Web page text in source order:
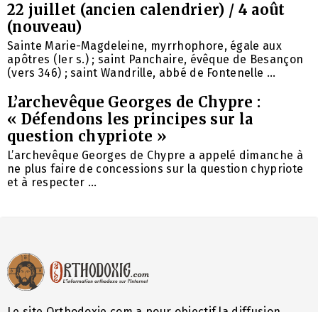
22 juillet (ancien calendrier) / 4 août
(nouveau)
Sainte Marie-Magdeleine, myrrhophore, égale aux
apôtres (Ier s.) ; saint Panchaire, évêque de Besançon
(vers 346) ; saint Wandrille, abbé de Fontenelle ...
L’archevêque Georges de Chypre :
« Défendons les principes sur la
question chypriote »
L’archevêque Georges de Chypre a appelé dimanche à
ne plus faire de concessions sur la question chypriote
et à respecter ...